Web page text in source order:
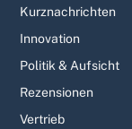
Kurznachrichten
Innovation
Politik & Aufsicht
Rezensionen
Vertrieb